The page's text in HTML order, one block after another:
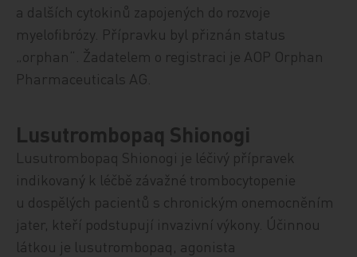
a dalších cytokinů zapojených do rozvoje
myelofibrózy. Přípravku byl přiznán status
„orphan“. Žadatelem o registraci je AOP Orphan
Pharmaceuticals AG.
Lusutrombopaq Shionogi
Lusutrombopaq Shionogi je léčivý přípravek
indikovaný k léčbě závažné trombocytopenie
u dospělých pacientů s chronickým onemocněním
jater, kteří podstupují invazivní výkony. Účinnou
látkou je lusutrombopaq, agonista